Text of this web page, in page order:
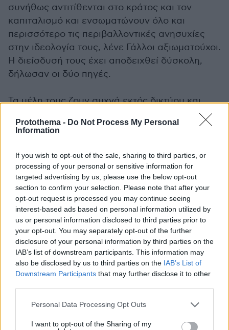
Protothema - Do Not Process My Personal
Information
If you wish to opt-out of the sale, sharing to third parties, or
processing of your personal or sensitive information for
targeted advertising by us, please use the below opt-out
section to confirm your selection. Please note that after your
opt-out request is processed you may continue seeing
interest-based ads based on personal information utilized by
us or personal information disclosed to third parties prior to
your opt-out. You may separately opt-out of the further
disclosure of your personal information by third parties on the
IAB’s list of downstream participants. This information may
also be disclosed by us to third parties on the IAB’s List of
Downstream Participants that may further disclose it to other
Please note that this website/app uses one or more Google
not limited to your visit or usage behaviour. You may click to
Personal Data Processing Opt Outs
I want to opt-out of the Sharing of my
συνήθως αντιτίθενται στο κράτος και τον
καπιταλισμό και ενσωματώνουν όλο και
περισσότερο τις περιβαλλοντικές ανησυχίες
στην ιδεολογία τους, λένε Γάλλοι αξιωματούχοι.
Η διείσδυσή τους έχει αποδειχθεί δύσκολη,
δήλωσαν οι δύο πηγές.
Τα μέλη τους ζουν συχνά εκτός δικτύου και
Αποφεύγουν τα κυρίαρχα κανάλια
υγιεινή. Καθώς οι επιθέσεις τους είναι γενικά
μη θανατηφόρες, αποτελούν μικρότερη
προτεραιότητα για τις υπηρεσίες ασφαλείας
που επικεντρώνονται κυρίως στους φονικούς
ισλαμιστές μαχητές.
Ειδήσεις σήμερα:
Πέθανε ο σκηνοθέτης Αντώνης Αντύπας
Οκλαχόμα: Σκύλος έβαλε φωτιά σε σαλόνι
σπιτιού δαγκώνοντας ένα power bank – Δείτε